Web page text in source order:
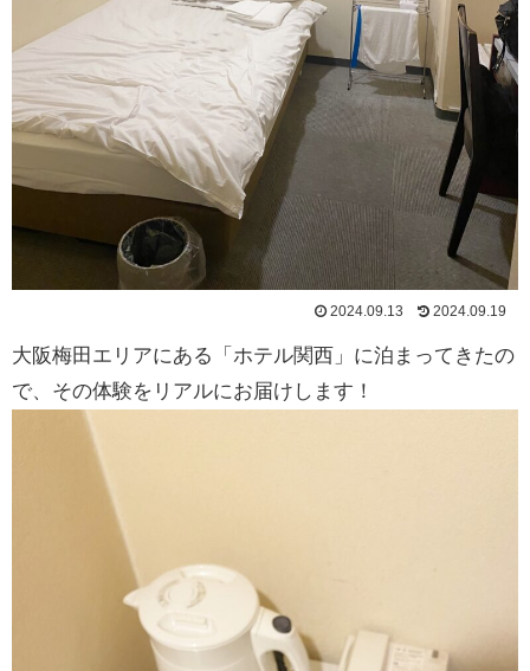
2024.09.13 2024.09.19
大阪梅田エリアにある「ホテル関西」に泊まってきたの
で、その体験をリアルにお届けします！